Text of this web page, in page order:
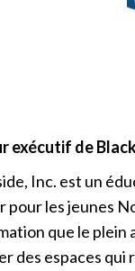
exécutif de
Inc. est un
pour les jeunes
que le plein
des espaces